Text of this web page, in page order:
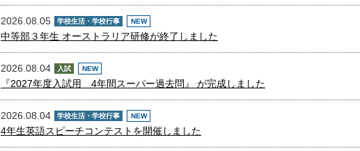
2026.08.05 学校生活・学校行事 NEW
中等部３年生 オーストラリア研修が終了しました
2026.08.04 入試 NEW
『2027年度入試用 4年間スーパー過去問』 が完成しました
2026.08.04 学校生活・学校行事 NEW
4年生英語スピーチコンテストを開催しました